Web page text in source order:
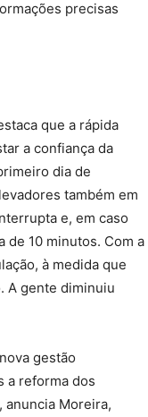
precisas
que a rápida
a confiança da
dia de
também em
e, em caso
de 10 minutos. Com a
à medida que
A gente diminuiu
gestão
a reforma dos
anuncia Moreira,